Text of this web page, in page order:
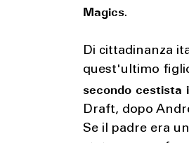
Magics.
Di cittadinanza
quest'ultimo
secondo cestista
Draft, dopo
Se il padre era